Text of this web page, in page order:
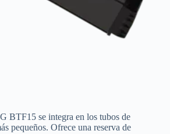
BTF15 se integra en los tubos de
pequeños. Ofrece una reserva de